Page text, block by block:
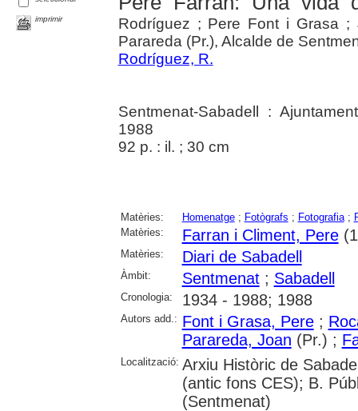
imprimir
Rodríguez ; Pere Font i Grasa
Parareda (Pr.), Alcalde de
Rodríguez, R.
Sentmenat-Sabadell :
1988
92 p. : il. ; 30 cm
Matèries: Homenatge; Fotògrafs ; Fotografia;
Matèries:
Farran i Climent, Pere
Matèries: Diari de Sabadell
Àmbit: Sentmenat; Sabadell
Cronologia: 1934 - 1988; 1988
Autors add.: Font i Grasa, Pere;
Parareda, Joan (Pr.) ;
Localització: Arxiu Històric de
(antic fons CES); B.
(Sentmenat)